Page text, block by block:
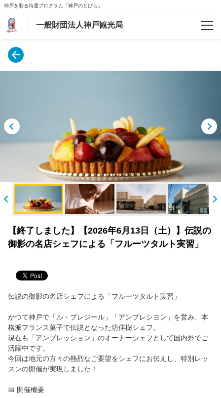
神戸を彩る特選プログラム「神戸のとびら」
一般財団法人神戸観光局
予約確認
よくあるお問合わせ
新型コロナウィルス対策
【マイページ】
【終了しました】【2026年6月13日（土）】伝説の
御影の名店シェフによる「フルーツタルト実習」
伝説の御影の名店シェフによる「フルーツタルト実習」
かつて神戸で「ル・プレジール」「アンプレシヨン」を営み、本
格派フランス菓子で伝説となった坊佳樹シェフ。
現在も「アンプレッション」のオーナーシェフとして国内外でご
活躍中です。
今回は地元の方々の熱烈なご要望をシェフにお伝えし、特別レッ
スンの開催が実現しました！
📅 開催概要